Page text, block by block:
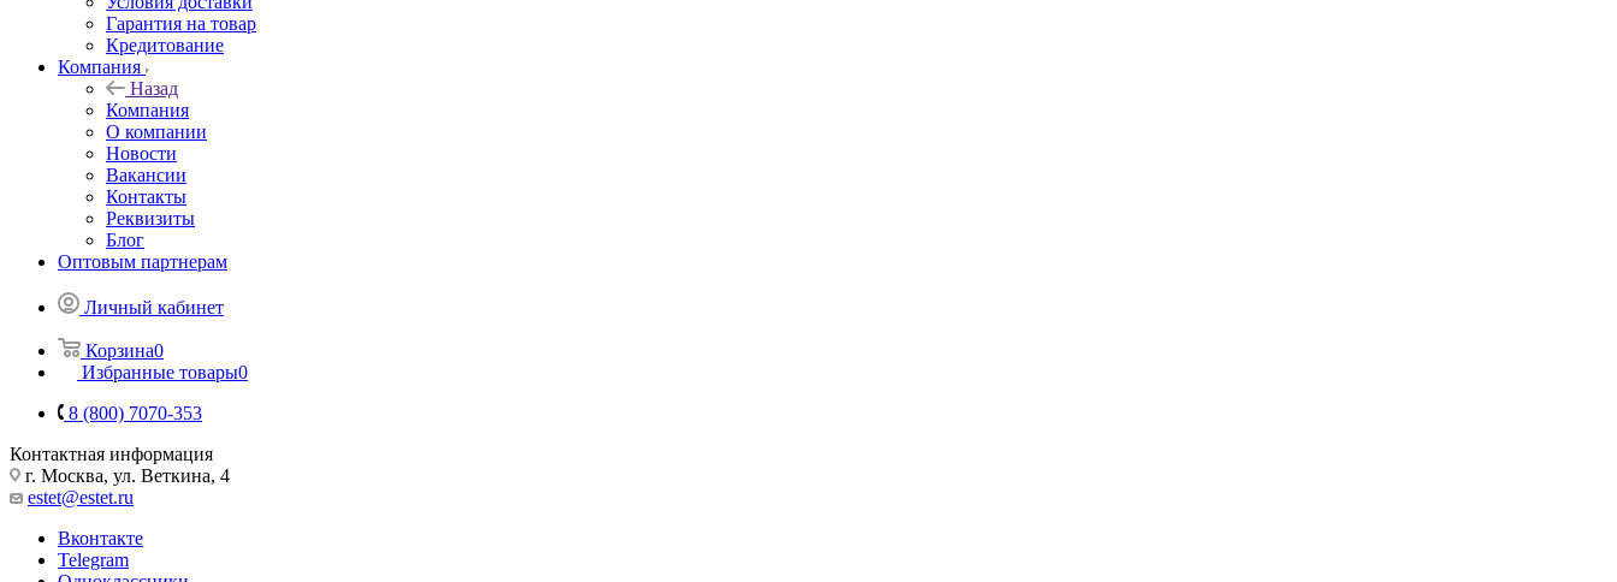
Гарантия на товар
Кредитование
Компания
Назад
Компания
О компании
Новости
Вакансии
Контакты
Реквизиты
Блог
Оптовым партнерам
Личный кабинет
Корзина0
Избранные товары0
8 (800) 7070-353
Контактная информация
г. Москва, ул. Веткина, 4
estet@estet.ru
Вконтакте
Telegram